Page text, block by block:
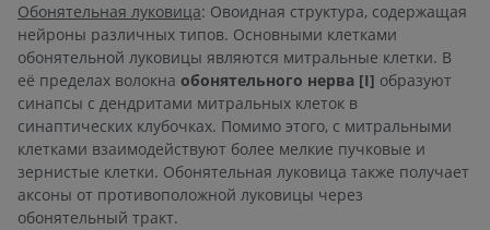
Обонятельная луковица: Овоидная структура, содержащая
нейроны различных типов. Основными клетками
обонятельной луковицы являются митральные клетки. В
её пределах волокна обонятельного нерва [I] образуют
синапсы с дендритами митральных клеток в
синаптических клубочках. Помимо этого, с митральными
клетками взаимодействуют более мелкие пучковые и
зернистые клетки. Обонятельная луковица также получает
аксоны от противоположной луковицы через
обонятельный тракт.